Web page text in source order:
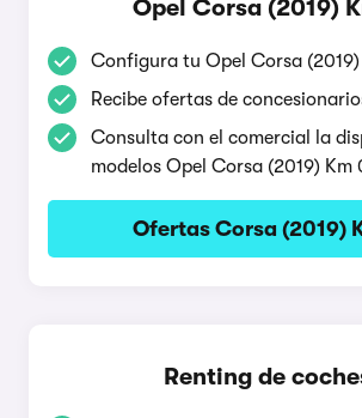
Opel Corsa (2019)
Configura tu Opel Corsa
Recibe ofertas de
Consulta con el comercial la
modelos Opel Corsa (2019) Km
Ofertas Corsa (2019)
Renting de